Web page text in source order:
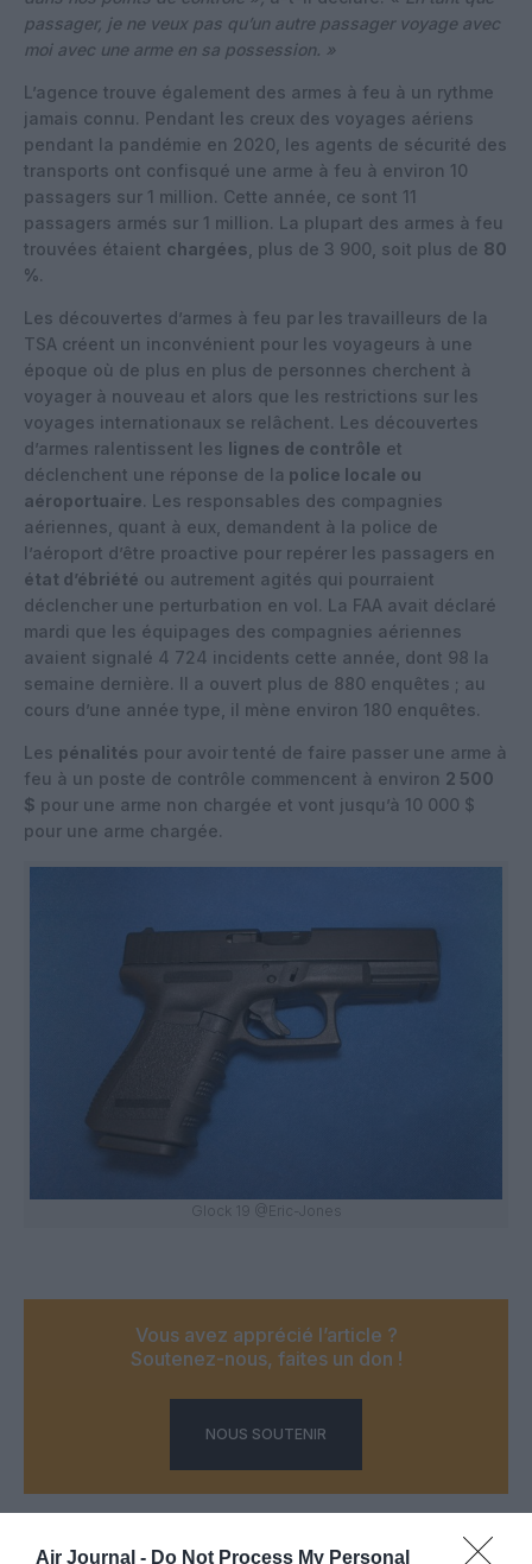
Air Journal - Do Not Process My Personal
passager, je ne veux pas qu’un autre passager voyage avec
moi avec une arme en sa possession. »
L’agence trouve également des armes à feu à un rythme
jamais connu. Pendant les creux des voyages aériens
pendant la pandémie en 2020, les agents de sécurité des
transports ont confisqué une arme à feu à environ 10
passagers sur 1 million. Cette année, ce sont 11
passagers armés sur 1 million. La plupart des armes à feu
trouvées étaient chargées , plus de 3 900, soit plus de 80
%.
Les découvertes d’armes à feu par les travailleurs de la
TSA créent un inconvénient pour les voyageurs à une
époque où de plus en plus de personnes cherchent à
voyager à nouveau et alors que les restrictions sur les
voyages internationaux se relâchent. Les découvertes
d’armes ralentissent les lignes de contrôle et
déclenchent une réponse de la police locale ou
aéroportuaire. Les responsables des compagnies
aériennes, quant à eux, demandent à la police de
l’aéroport d’être proactive pour repérer les passagers en
état d’ébriété ou autrement agités qui pourraient
déclencher une perturbation en vol. La FAA avait déclaré
mardi que les équipages des compagnies aériennes
avaient signalé 4 724 incidents cette année, dont 98 la
semaine dernière. Il a ouvert plus de 880 enquêtes ; au
cours d’une année type, il mène environ 180 enquêtes.
Les pénalités pour avoir tenté de faire passer une arme à
feu à un poste de contrôle commencent à environ 2 500
$ pour une arme non chargée et vont jusqu’à 10 000 $
pour une arme chargée.
Glock 19 @Eric-Jones
Vous avez apprécié l’article ?
Soutenez-nous, faites un don !
NOUS SOUTENIR